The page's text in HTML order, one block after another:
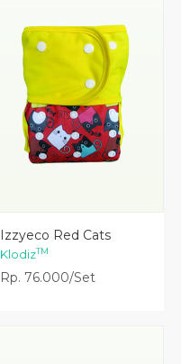
Lihat Detail
Izzyeco Red Cats
KlodizTM
Rp. 76.000/Set